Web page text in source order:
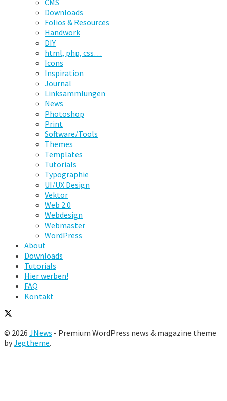
Downloads
Folios & Resources
Handwork
DIY
html, php, css…
Icons
Inspiration
Journal
Linksammlungen
News
Photoshop
Print
Software/Tools
Themes
Templates
Tutorials
Typographie
UI/UX Design
Vektor
Web 2.0
Webdesign
Webmaster
WordPress
About
Downloads
Tutorials
Hier werben!
FAQ
Kontakt
© 2026 JNews - Premium WordPress news & magazine theme
byJegtheme.